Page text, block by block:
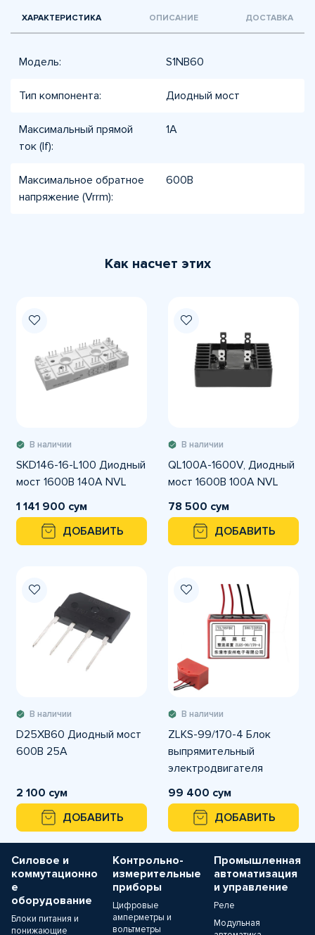
ХАРАКТЕРИСТИКА ОПИСАНИЕ ДОСТАВКА
Модель: S1NB60
Тип компонента: Диодный мост
Максимальный прямой
ток (If):
1А
Максимальное обратное
напряжение (Vrrm):
600В
Как насчет этих
В наличии
SKD146-16-L100 Диодный
мост 1600В 140А NVL
1 141 900 сум
ДОБАВИТЬ
В наличии
QL100A-1600V, Диодный
мост 1600В 100А NVL
78 500 сум
ДОБАВИТЬ
В наличии
D25XB60 Диодный мост
600В 25А
2 100 сум
ДОБАВИТЬ
В наличии
ZLKS-99/170-4 Блок
выпрямительный
электродвигателя
(диодный мост красный )
99 400 сум
ДОБАВИТЬ
Силовое и
коммутационно
е
оборудование
Блоки питания и
понижающие
Контрольно-
измерительные
приборы
Цифровые
амперметры и
вольтметры
Промышленная
автоматизация
и управление
Реле
Модульная